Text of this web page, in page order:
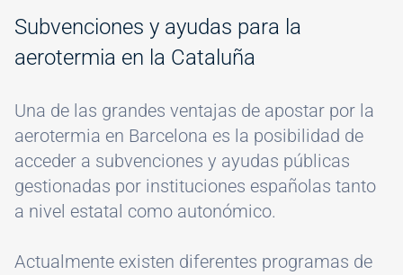
Subvenciones y ayudas para la
aerotermia en la Cataluña
Una de las grandes ventajas de apostar por la
aerotermia en Barcelona es la posibilidad de
acceder a subvenciones y ayudas públicas
gestionadas por instituciones españolas tanto
a nivel estatal como autonómico.
Actualmente existen diferentes programas de